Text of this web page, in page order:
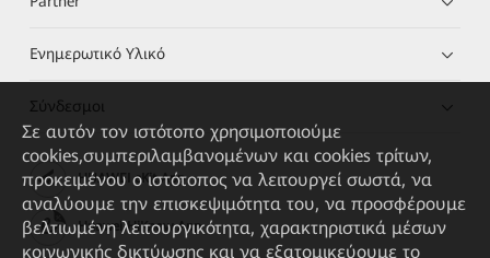
Ενημερωτικό Υλικό
Σύνδεσμοι
HUAWEI eKit App
Huawei HiKnow App
Σε αυτόν τον ιστότοπο χρησιμοποιούμε
cookies,συμπεριλαμβανομένων και cookies τρίτων,
προκειμένου ο ιστότοπος να λειτουργεί σωστά, να
αναλύουμε την επισκεψιμότητα του, να προσφέρουμε
βελτιωμένη λειτουργικότητα, χαρακτηριστικά μέσων
κοινωνικής δικτύωσης και να εξατομικεύουμε το